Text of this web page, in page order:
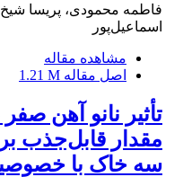
فاطمه محمودی، پریسا شیخ
اسماعیل‌پور
مشاهده مقاله
اصل مقاله 1.21 M
تأثیر نانو آهن
مقدار قابل‌جذب
سه خاک با